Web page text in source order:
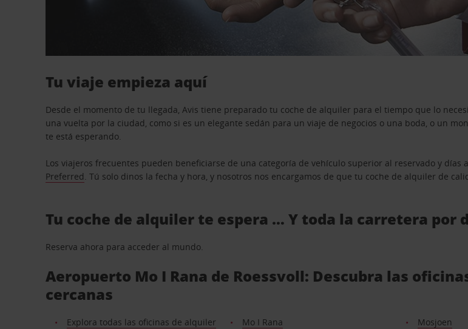
Tu viaje empieza aquí
Desde el momento de tu llegada, Avis tiene preparado tu coche de alquiler para el tiempo que lo
una vuelta por la ciudad, como si es un elegante sedán para un viaje de negocios o una boda, o un
te está esperando.
Los viajeros frecuentes pueden beneficiarse de una categoría de vehículo superior al reservado y
Preferred. Tú solo dinos la fecha y hora, y nosotros nos encargamos de que tu coche de alquiler de
Tu coche de alquiler te espera … Y toda la carretera por
Reserva ahora para acceder al mundo.
Aeropuerto Mo I Rana de Roessvoll: Descubra las
cercanas
Explora todas las oficinas de alquiler
Mo I Rana Mosjoen